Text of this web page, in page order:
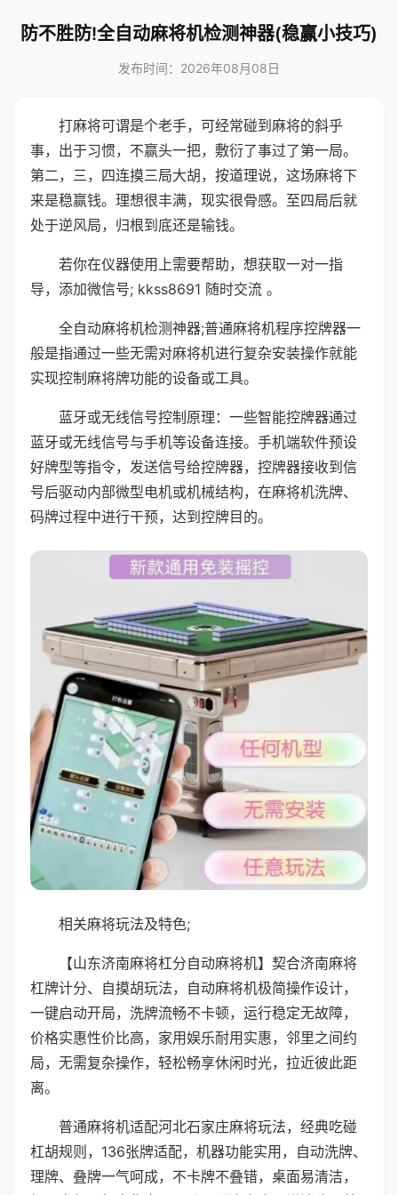
防不胜防!全自动麻将机检测神器(稳赢小技巧)
发布时间：2026年08月08日
打麻将可谓是个老手，可经常碰到麻将的斜乎
事，出于习惯，不赢头一把，敷衍了事过了第一局。
第二，三，四连摸三局大胡，按道理说，这场麻将下
来是稳赢钱。理想很丰满，现实很骨感。至四局后就
处于逆风局，归根到底还是输钱。
若你在仪器使用上需要帮助，想获取一对一指
导，添加微信号; kkss8691 随时交流 。
全自动麻将机检测神器;普通麻将机程序控牌器一
般是指通过一些无需对麻将机进行复杂安装操作就能
实现控制麻将牌功能的设备或工具。
蓝牙或无线信号控制原理：一些智能控牌器通过
蓝牙或无线信号与手机等设备连接。手机端软件预设
好牌型等指令，发送信号给控牌器，控牌器接收到信
号后驱动内部微型电机或机械结构，在麻将机洗牌、
码牌过程中进行干预，达到控牌目的。
相关麻将玩法及特色;
【山东济南麻将杠分自动麻将机】契合济南麻将
杠牌计分、自摸胡玩法，自动麻将机极简操作设计，
一键启动开局，洗牌流畅不卡顿，运行稳定无故障，
价格实惠性价比高，家用娱乐耐用实惠，邻里之间约
局，无需复杂操作，轻松畅享休闲时光，拉近彼此距
离。
普通麻将机适配河北石家庄麻将玩法，经典吃碰
杠胡规则，136张牌适配，机器功能实用，自动洗牌、
理牌、叠牌一气呵成，不卡牌不叠错，桌面易清洁，